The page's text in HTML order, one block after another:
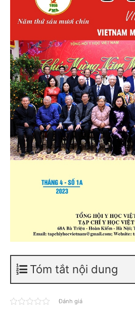
Tóm tắt nội dung
Đánh giá